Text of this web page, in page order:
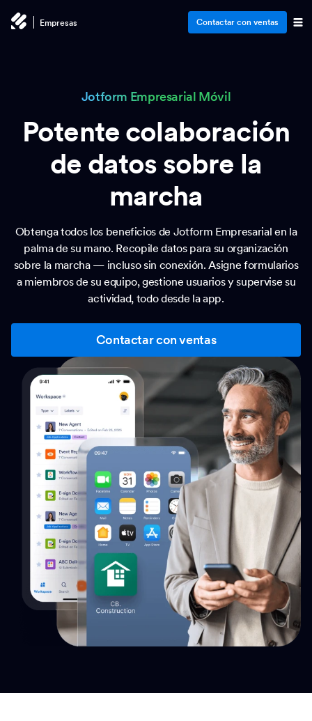
Empresas Contactar con ventas
Jotform Empresarial Móvil
Potente colaboración
de datos sobre la
marcha
Obtenga todos los beneficios de Jotform Empresarial en la
palma de su mano. Recopile datos para su organización
sobre la marcha — incluso sin conexión. Asigne formularios
a miembros de su equipo, gestione usuarios y supervise su
actividad, todo desde la app.
Contactar con ventas